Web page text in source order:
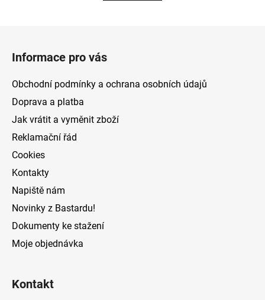
Informace pro vás
Obchodní podmínky a ochrana osobních údajů
Doprava a platba
Jak vrátit a vyměnit zboží
Reklamační řád
Cookies
Kontakty
Napiště nám
Novinky z Bastardu!
Dokumenty ke stažení
Moje objednávka
Kontakt